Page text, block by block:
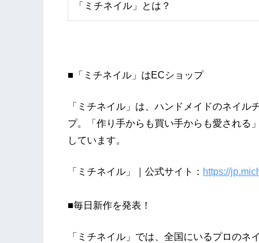
「ミチネイル」とは？
■「ミチネイル」はECショップ
「ミチネイル」は、ハンドメイドのネイ
プ。「作り手からも買い手からも愛される
しています。
「ミチネイル」｜公式サイト： https://
■毎日新作を発表！
「ミチネイル」では、全国にいるプロの